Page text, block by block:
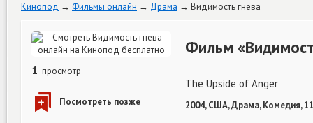
Кинопод Фильмы онлайн Драма Видимость гнева
1 просмотр
Фильм
The Upside of Anger
2004, США, Драма, Комедия,